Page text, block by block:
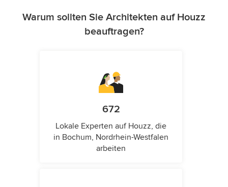
Warum sollten Sie Architekten auf Houzz
beauftragen?
672
Lokale Experten auf Houzz, die
in Bochum, Nordrhein-Westfalen
arbeiten